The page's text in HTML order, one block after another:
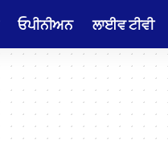
ਓਪੀਨੀਅਨ ਲਾਈਵ ਟੀਵੀ